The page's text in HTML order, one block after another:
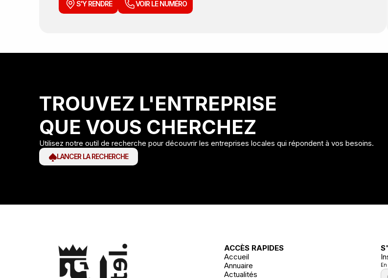
S'Y RENDRE VOIR LE NUMÉRO
TROUVEZ L'ENTREPRISE
QUE VOUS CHERCHEZ
Utilisez notre outil de recherche pour découvrir les entreprises locales qui répondent à vos besoins.
LANCER LA RECHERCHE
ACCÈS RAPIDES
Accueil
Annuaire
Actualités